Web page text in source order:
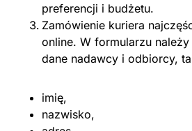
preferencji i budżetu.
Zamówienie kuriera
online. W formularzu
dane nadawcy i odbiorcy,
imię,
nazwisko,